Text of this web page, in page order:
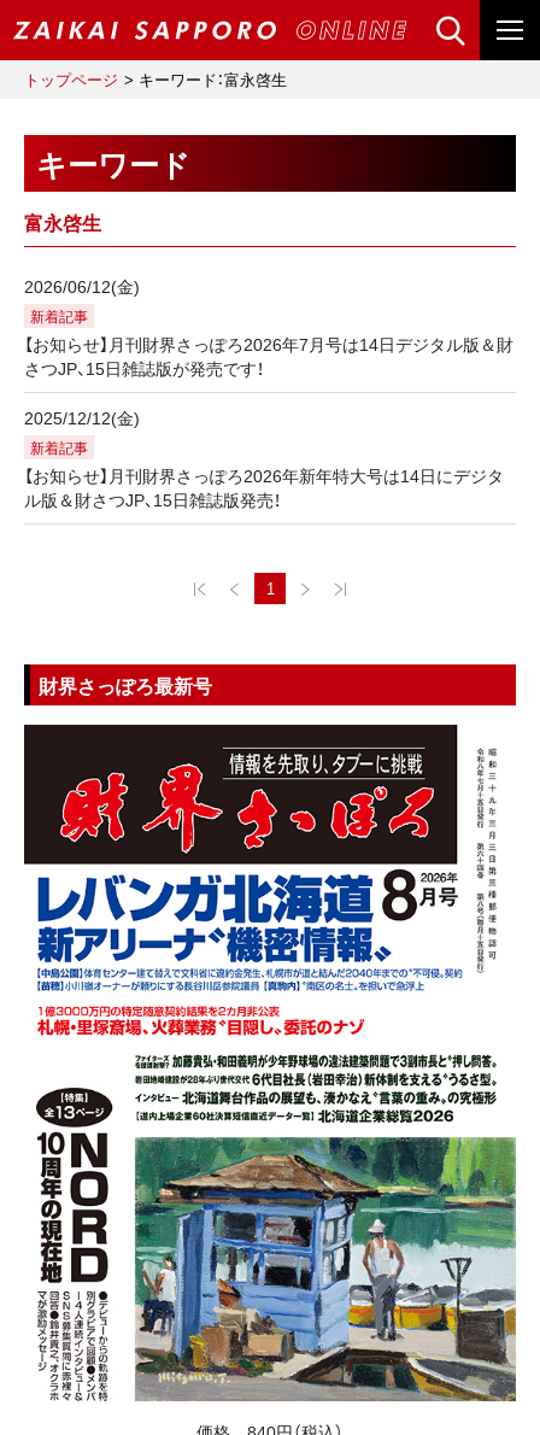
トップページ キーワード：富永啓生
キーワード
富永啓生
2026/06/12(金)
新着記事
【お知らせ】月刊財界さっぽろ2026年7月号は14日デジタル版＆財
さつJP、15日雑誌版が発売です！
2025/12/12(金)
新着記事
【お知らせ】月刊財界さっぽろ2026年新年特大号は14日にデジタ
ル版＆財さつJP、15日雑誌版発売！
1
財界さっぽろ最新号